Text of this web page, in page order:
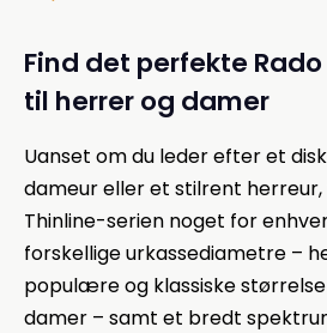
Find det perfekte
til herrer og damer
Uanset om du leder efter et
dameur eller et stilrent
Thinline-serien noget for
forskellige urkassediametre –
populære og klassiske
damer – samt et bredt